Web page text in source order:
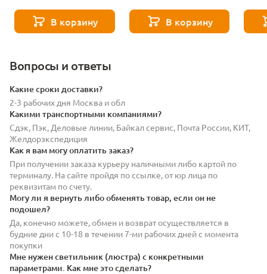
M_EL-GR-04-11668
В корзину
M_EL-ZL-W-02-11667
В корзину
Вопросы и ответы
Какие сроки доставки?
2-3 рабочих дня Москва и обл
Какими транспортными компаниями?
Сдэк, Пэк, Деловые линии, Байкал сервис, Почта России, КИТ,
Желдорэкспедиция
Как я вам могу оплатить заказ?
При получении заказа курьеру наличными либо картой по
терминалу. На сайте пройдя по ссылке, от юр лица по
реквизитам по счету.
Могу ли я вернуть либо обменять товар, если он не
подошел?
Да, конечно можете, обмен и возврат осуществляется в
будние дни с 10-18 в течении 7-ми рабочих дней с момента
покупки
Мне нужен светильник (люстра) с конкретными
параметрами. Как мне это сделать?